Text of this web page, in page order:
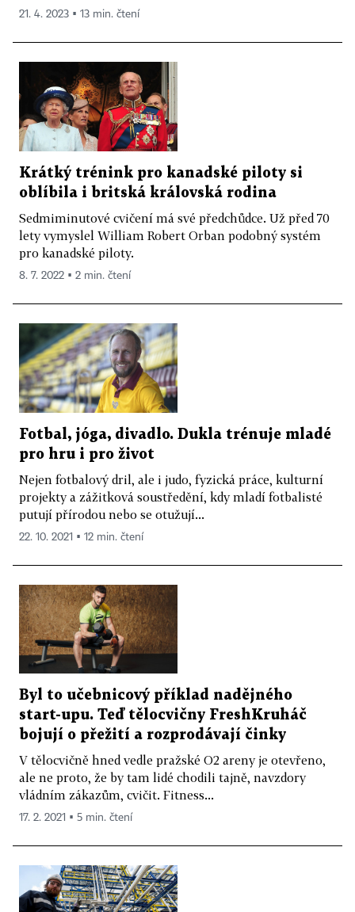
21. 4. 2023 ▪ 13 min. čtení
Krátký trénink pro kanadské piloty si
oblíbila i britská královská rodina
Sedmiminutové cvičení má své předchůdce. Už před 70
lety vymyslel William Robert Orban podobný systém
pro kanadské piloty.
8. 7. 2022 ▪ 2 min. čtení
Fotbal, jóga, divadlo. Dukla trénuje mladé
pro hru i pro život
Nejen fotbalový dril, ale i judo, fyzická práce, kulturní
projekty a zážitková soustředění, kdy mladí fotbalisté
putují přírodou nebo se otužují...
22. 10. 2021 ▪ 12 min. čtení
Byl to učebnicový příklad nadějného
start-upu. Teď tělocvičny FreshKruháč
bojují o přežití a rozprodávají činky
V tělocvičně hned vedle pražské O2 areny je otevřeno,
ale ne proto, že by tam lidé chodili tajně, navzdory
vládním zákazům, cvičit. Fitness...
17. 2. 2021 ▪ 5 min. čtení